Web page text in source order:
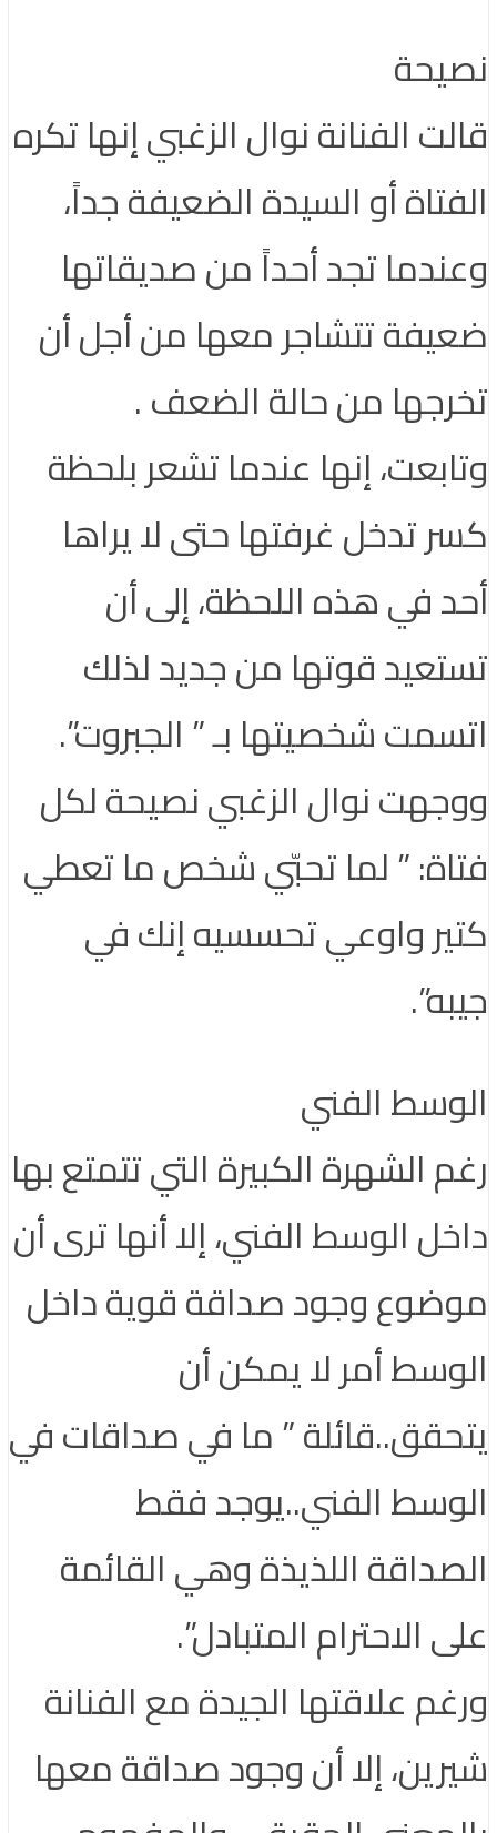
نصيحة
قالت الفنانة نوال الزغبي إنها تكره
الفتاة أو السيدة الضعيفة جداً،
وعندما تجد أحداً من صديقاتها
ضعيفة تتشاجر معها من أجل أن
تخرجها من حالة الضعف .
وتابعت، إنها عندما تشعر بلحظة
كسر تدخل غرفتها حتى لا يراها
أحد في هذه اللحظة، إلى أن
تستعيد قوتها من جديد لذلك
اتسمت شخصيتها بـ ” الجبروت”.
ووجهت نوال الزغبي نصيحة لكل
فتاة: ” لما تحبّي شخص ما تعطي
كتير واوعي تحسسيه إنك في
جيبه”.
الوسط الفني
رغم الشهرة الكبيرة التي تتمتع بها
داخل الوسط الفني، إلا أنها ترى أن
موضوع وجود صداقة قوية داخل
الوسط أمر لا يمكن أن
يتحقق..قائلة ” ما في صداقات في
الوسط الفني..يوجد فقط
الصداقة اللذيذة وهي القائمة
على الاحترام المتبادل”.
ورغم علاقتها الجيدة مع الفنانة
شيرين، إلا أن وجود صداقة معها